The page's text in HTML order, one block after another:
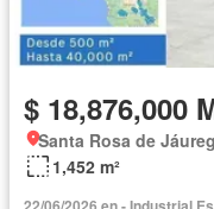
$ 18,876,000
Santa Rosa de
1,452 m²